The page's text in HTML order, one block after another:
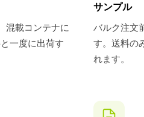
混載コンテナに
一度に出荷す
サンプル
バルク注文
す。送料の
れます。